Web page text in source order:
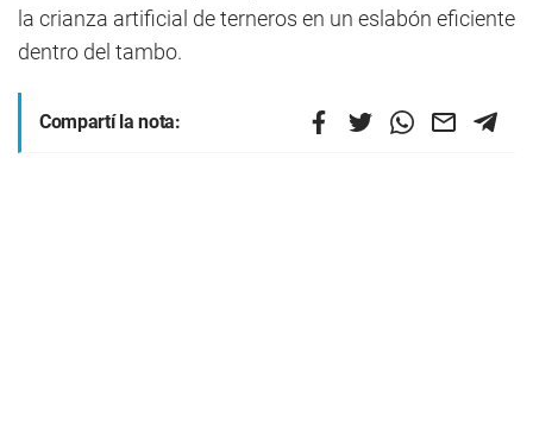
la crianza artificial de terneros en un eslabón eficiente
dentro del tambo.
Compartí la nota: